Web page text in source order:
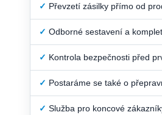
✓ Převzetí zásilky přímo od
✓ Odborné sestavení a
✓ Kontrola bezpečnosti před
✓ Postaráme se také o
✓ Služba pro koncové